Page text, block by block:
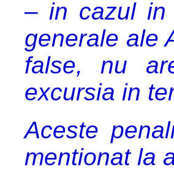
– in cazul in
generale ale
false, nu
excursia in
Aceste
mentionat la